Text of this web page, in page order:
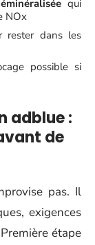
qui
NOx
rester dans les
possible si
adblue :
de
pas. Il
exigences
étape